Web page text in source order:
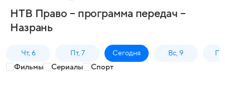
НТВ Право – программа передач –
Назрань
Чт, 6 Пт, 7 Сегодня Вс, 9
Фильмы Сериалы Спорт